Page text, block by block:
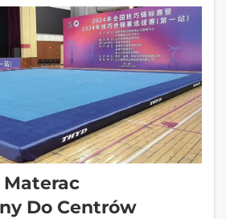
bezpieczeństwa...
Do Centrów